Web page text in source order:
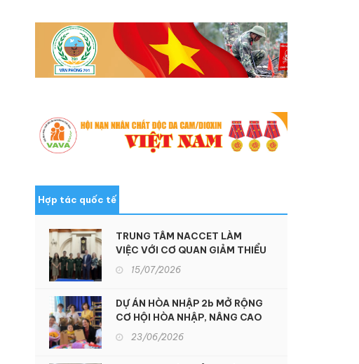
Hợp tác quốc tế
TRUNG TÂM NACCET LÀM
VIỆC VỚI CƠ QUAN GIẢM THIỂU
ĐE DỌA QUỐC PHÒNG HOA KỲ
15/07/2026
DỰ ÁN HÒA NHẬP 2b MỞ RỘNG
CƠ HỘI HÒA NHẬP, NÂNG CAO
CHẤT LƯỢNG SỐNG CHO
NGƯỜI KHUYẾT TẬT TẠI KON
23/06/2026